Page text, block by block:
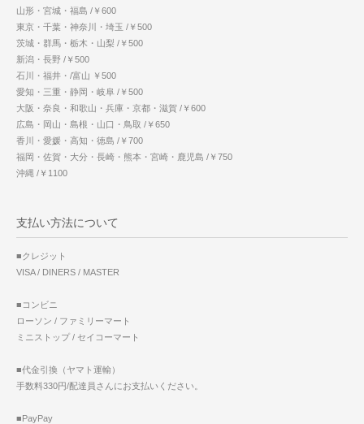
山形・宮城・福島 /￥600
東京・千葉・神奈川・埼玉 /￥500
茨城・群馬・栃木・山梨 /￥500
新潟・長野 /￥500
石川・福井・/富山 ￥500
愛知・三重・静岡・岐阜 /￥500
大阪・奈良・和歌山・兵庫・京都・滋賀 /￥600
広島・岡山・島根・山口・鳥取 /￥650
香川・愛媛・高知・徳島 /￥700
福岡・佐賀・大分・長崎・熊本・宮崎・鹿児島 /￥750
沖縄 /￥1100
支払い方法について
■クレジット
VISA / DINERS / MASTER
■コンビニ
ローソン / ファミリーマート
ミニストップ / セイコーマート
■代金引換（ヤマト運輸）
手数料330円/配達員さんにお支払いください。
■PayPay